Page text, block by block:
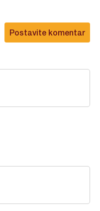
Postavite komentar